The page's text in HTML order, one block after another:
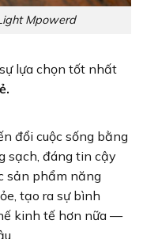
Mpowerd
lựa chọn tốt nhất
đổi cuộc sống bằng
sạch, đáng tin cậy
sản phẩm năng
tạo ra sự bình
kinh tế hơn nữa —